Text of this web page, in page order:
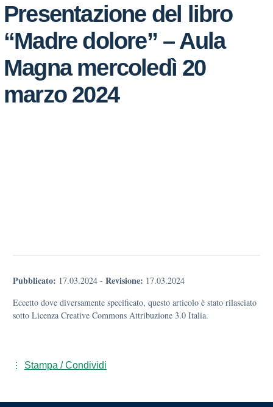
Presentazione del libro
“Madre dolore” – Aula
Magna mercoledì 20
marzo 2024
Pubblicato: 17.03.2024 - Revisione: 17.03.2024
Eccetto dove diversamente specificato, questo articolo è stato rilasciato
sotto Licenza Creative Commons Attribuzione 3.0 Italia.
Stampa / Condividi